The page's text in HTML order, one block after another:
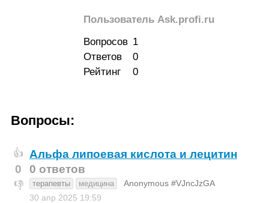
Пользователь Ask.profi.ru
Вопросов 1
Ответов
0
Рейтинг
0
Вопросы:
👍
0
👎
Альфа липоевая кислота и лецитин
0 ответов
терапевты медицина
Anonymous #VJncJzGA
30 апр 2025 19:59